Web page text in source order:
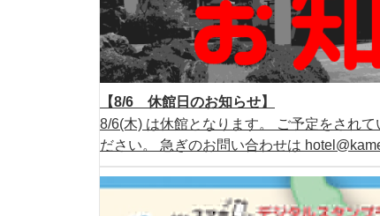
【8/6 休館日のお知らせ】
8/6(木) は休館となります。 ご予定をされ
ださい。 急ぎのお問い合わせは